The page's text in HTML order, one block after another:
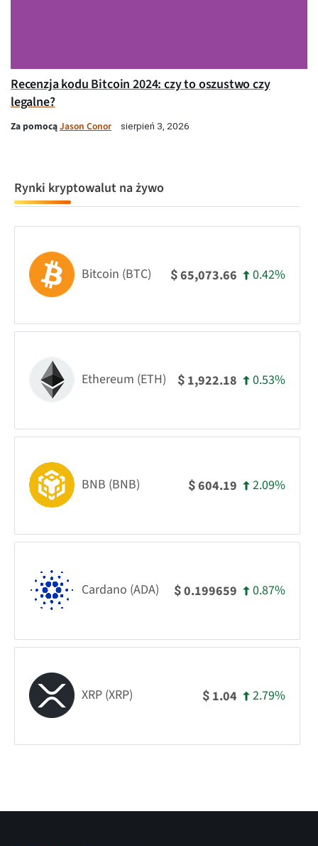
Recenzja kodu Bitcoin 2024: czy to oszustwo czy
legalne?
Za pomocąJason Conor sierpień 3, 2026
Rynki kryptowalut na żywo
Bitcoin (BTC) $65,073.66 0.42%
Ethereum (ETH) $ 1,922.18 0.53%
BNB (BNB) $604.19 2.09%
Cardano (ADA) $0.199659 0.87%
XRP (XRP) $ 1.04 2.79%